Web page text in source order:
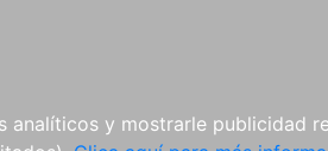
y mostrarle publicidad
REVISTAS
CDS Y
DVDS